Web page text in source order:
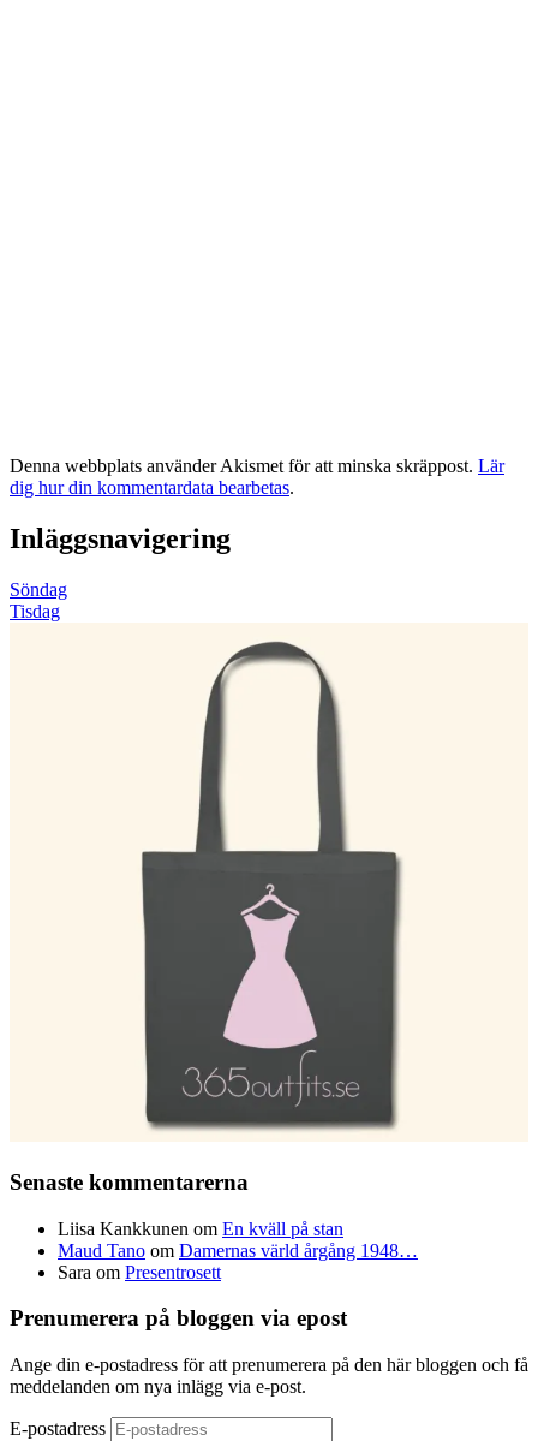
Denna webbplats använder Akismet för att minska skräppost. Lär
dig hur din kommentardata bearbetas.
Inläggsnavigering
Söndag
Tisdag
Senaste kommentarerna
Liisa Kankkunen om En kväll på stan
Maud Tano om Damernas värld årgång 1948…
Sara om Presentrosett
Prenumerera på bloggen via epost
Ange din e-postadress för att prenumerera på den här bloggen och få
meddelanden om nya inlägg via e-post.
E-postadress